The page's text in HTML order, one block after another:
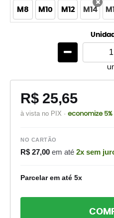
M8 M10 M12 M14
x
R$ 25,65
à vista no PIX · economize 5%
NO CARTÃO
R$ 27,00 em até 2x sem
Parcelar em até 5x